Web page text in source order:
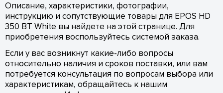
Описание, характеристики, фотографии,
инструкцию и сопутствующие товары для EPOS HD
350 BT White вы найдете на этой странице. Для
приобретения воспользуйтесь системой заказа.
Если у вас возникнут какие-либо вопросы
относительно наличия и сроков поставки, или вам
потребуется консультация по вопросам выбора или
характеристикам, обращайтесь к нашим